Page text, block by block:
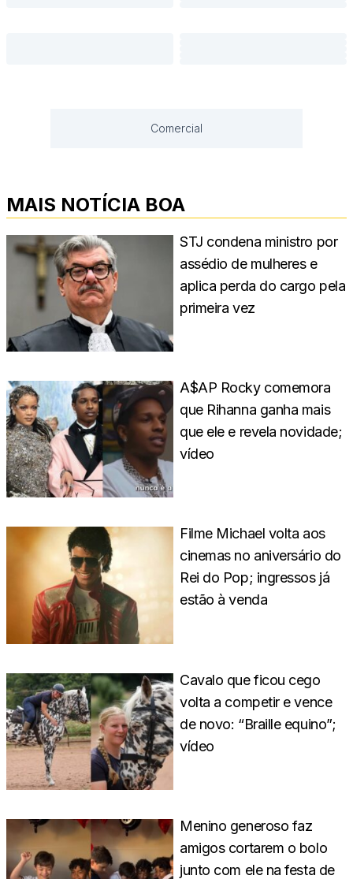
Comercial
MAIS NOTÍCIA BOA
STJ condena ministro por
assédio de mulheres e
aplica perda do cargo pela
primeira vez
A$AP Rocky comemora
que Rihanna ganha mais
que ele e revela novidade;
vídeo
Filme Michael volta aos
cinemas no aniversário do
Rei do Pop; ingressos já
estão à venda
Cavalo que ficou cego
volta a competir e vence
de novo: “Braille equino”;
vídeo
Menino generoso faz
amigos cortarem o bolo
junto com ele na festa de